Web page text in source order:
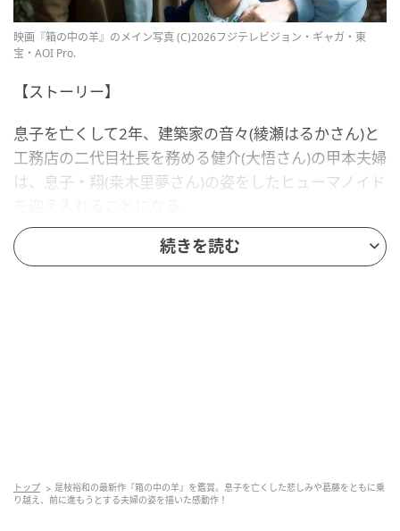
映画『箱の中の羊』のメイン写真 (C)2026フジテレビジョン・ギャガ・東
宝・AOI Pro.
【ストーリー】
息子を亡くして2年、建築家の音々(綾瀬はるかさん)と
工務店の二代目社長を務める健介(大悟さん)の甲本夫婦
は、息子・翔(桒木里夢さん)の姿をしたヒューマノイド
彼が到着してすぐ、「おかえり」と駆け寄り、喜びを
隠さない音々と、戸惑いを隠せない硬い表情の健介。
く。
続きを読む
トップ
是枝裕和の最新作『箱の中の羊』を鑑賞。息子を亡くした悲しみや葛藤をともに乗
り越え、前に進もうとする夫婦の姿を描いた感動作！